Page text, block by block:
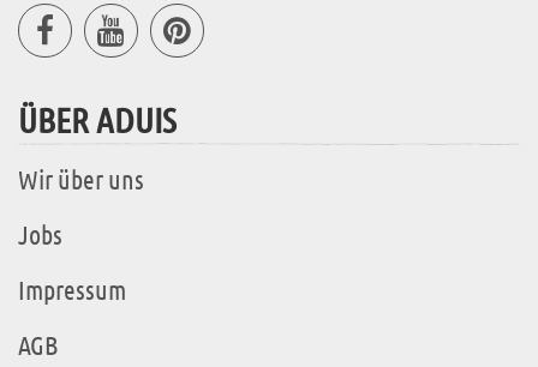
ÜBER ADUIS
Wir über uns
Jobs
Impressum
AGB